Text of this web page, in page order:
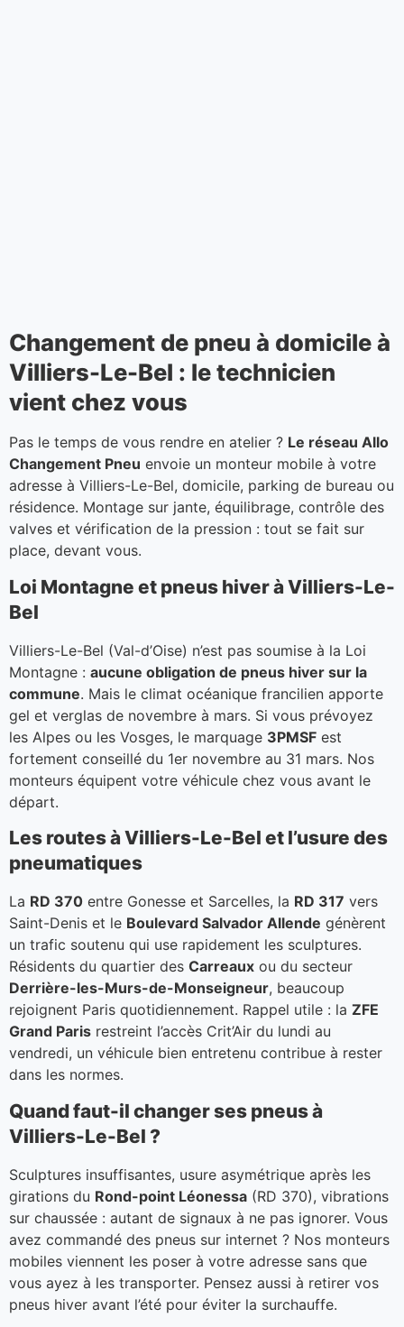
Changement de pneu à domicile à
Villiers-Le-Bel : le technicien
vient chez vous
Pas le temps de vous rendre en atelier ? Le réseau Allo
Changement Pneu envoie un monteur mobile à votre
adresse à Villiers-Le-Bel, domicile, parking de bureau ou
résidence. Montage sur jante, équilibrage, contrôle des
valves et vérification de la pression : tout se fait sur
place, devant vous.
Loi Montagne et pneus hiver à Villiers-Le-
Bel
Villiers-Le-Bel (Val-d’Oise) n’est pas soumise à la Loi
Montagne : aucune obligation de pneus hiver sur la
commune. Mais le climat océanique francilien apporte
gel et verglas de novembre à mars. Si vous prévoyez
les Alpes ou les Vosges, le marquage 3PMSF est
fortement conseillé du 1er novembre au 31 mars. Nos
monteurs équipent votre véhicule chez vous avant le
départ.
Les routes à Villiers-Le-Bel et l’usure des
pneumatiques
La RD 370 entre Gonesse et Sarcelles, la RD 317 vers
Saint-Denis et le Boulevard Salvador Allende génèrent
un trafic soutenu qui use rapidement les sculptures.
Résidents du quartier des Carreaux ou du secteur
Derrière-les-Murs-de-Monseigneur, beaucoup
rejoignent Paris quotidiennement. Rappel utile : la ZFE
Grand Paris restreint l’accès Crit’Air du lundi au
vendredi, un véhicule bien entretenu contribue à rester
dans les normes.
Quand faut-il changer ses pneus à
Villiers-Le-Bel ?
Sculptures insuffisantes, usure asymétrique après les
girations du Rond-point Léonessa (RD 370), vibrations
sur chaussée : autant de signaux à ne pas ignorer. Vous
avez commandé des pneus sur internet ? Nos monteurs
mobiles viennent les poser à votre adresse sans que
vous ayez à les transporter. Pensez aussi à retirer vos
pneus hiver avant l’été pour éviter la surchauffe.